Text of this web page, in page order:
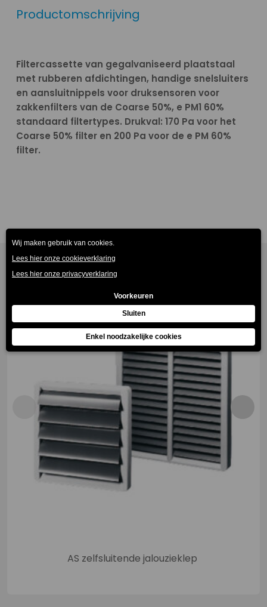
Productomschrijving
Filtercassette van gegalvaniseerd plaatstaal
met rubberen afdichtingen, handige snelsluiters
en aansluitnippels voor druksensoren voor
zakkenfilters van de Coarse 50%, e PM1 60%
standaard filtertypes. Drukval: 170 Pa voor het
Coarse 50% filter en 200 Pa voor de e PM 60%
filter.
Gerelateerde producten
AS zelfsluitende jalouzieklep